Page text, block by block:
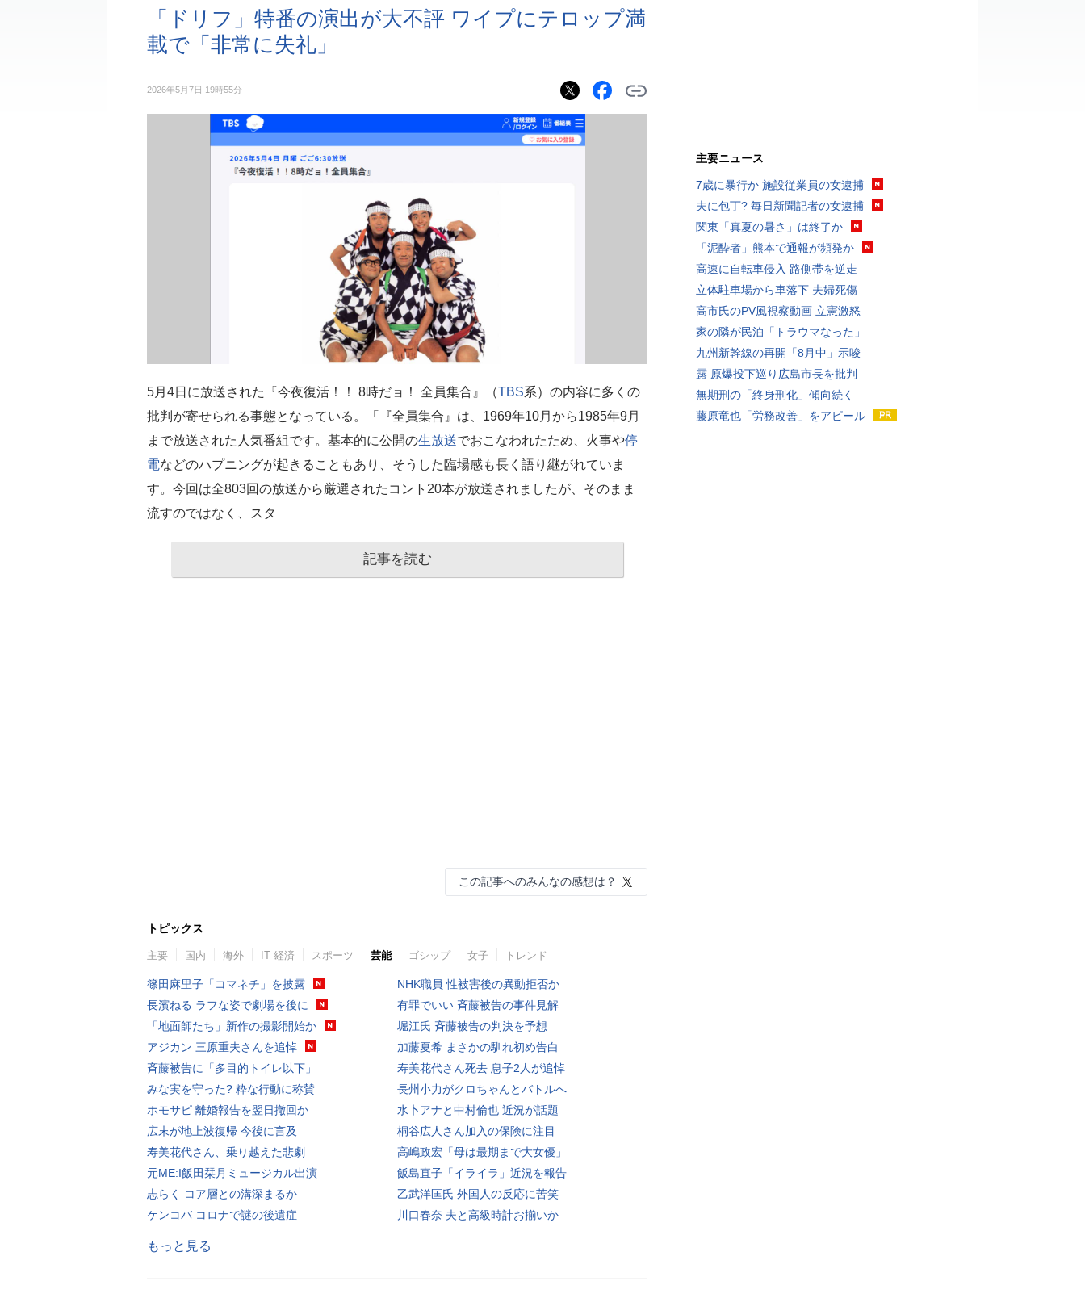
「ドリフ」特番の演出が大不評 ワイプにテロップ満
載で「非常に失礼」
2026年5月7日 19時55分
5月4日に放送された『今夜復活！！ 8時だョ！ 全員集合』（TBS系）の内容に多くの
批判が寄せられる事態となっている。「『全員集合』は、1969年10月から1985年9月
まで放送された人気番組です。基本的に公開の生放送でおこなわれたため、火事や停
電などのハプニングが起きることもあり、そうした臨場感も長く語り継がれていま
す。今回は全803回の放送から厳選されたコント20本が放送されましたが、そのまま
流すのではなく、スタ
記事を読む
この記事へのみんなの感想は？
トピックス
主要 国内 海外 IT 経済 スポーツ 芸能 ゴシップ 女子 トレンド
篠田麻里子「コマネチ」を披露
長濱ねる ラフな姿で劇場を後に
「地面師たち」新作の撮影開始か
アジカン 三原重夫さんを追悼
斉藤被告に「多目的トイレ以下」
みな実を守った? 粋な行動に称賛
ホモサピ 離婚報告を翌日撤回か
広末が地上波復帰 今後に言及
寿美花代さん、乗り越えた悲劇
元ME:I飯田栞月ミュージカル出演
志らく コア層との溝深まるか
ケンコバ コロナで謎の後遺症
NHK職員 性被害後の異動拒否か
有罪でいい 斉藤被告の事件見解
堀江氏 斉藤被告の判決を予想
加藤夏希 まさかの馴れ初め告白
寿美花代さん死去 息子2人が追悼
長州小力がクロちゃんとバトルへ
水卜アナと中村倫也 近況が話題
桐谷広人さん加入の保険に注目
高嶋政宏「母は最期まで大女優」
飯島直子「イライラ」近況を報告
乙武洋匡氏 外国人の反応に苦笑
川口春奈 夫と高級時計お揃いか
もっと見る
主要ニュース
7歳に暴行か 施設従業員の女逮捕
夫に包丁? 毎日新聞記者の女逮捕
関東「真夏の暑さ」は終了か
「泥酔者」熊本で通報が頻発か
高速に自転車侵入 路側帯を逆走
立体駐車場から車落下 夫婦死傷
高市氏のPV風視察動画 立憲激怒
家の隣が民泊「トラウマなった」
九州新幹線の再開「8月中」示唆
露 原爆投下巡り広島市長を批判
無期刑の「終身刑化」傾向続く
藤原竜也「労務改善」をアピール